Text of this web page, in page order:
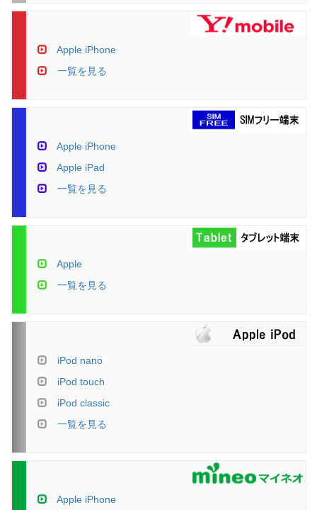
Apple iPhone
一覧を見る
Apple iPhone
Apple iPad
一覧を見る
Apple
一覧を見る
iPod nano
iPod touch
iPod classic
一覧を見る
Apple iPhone